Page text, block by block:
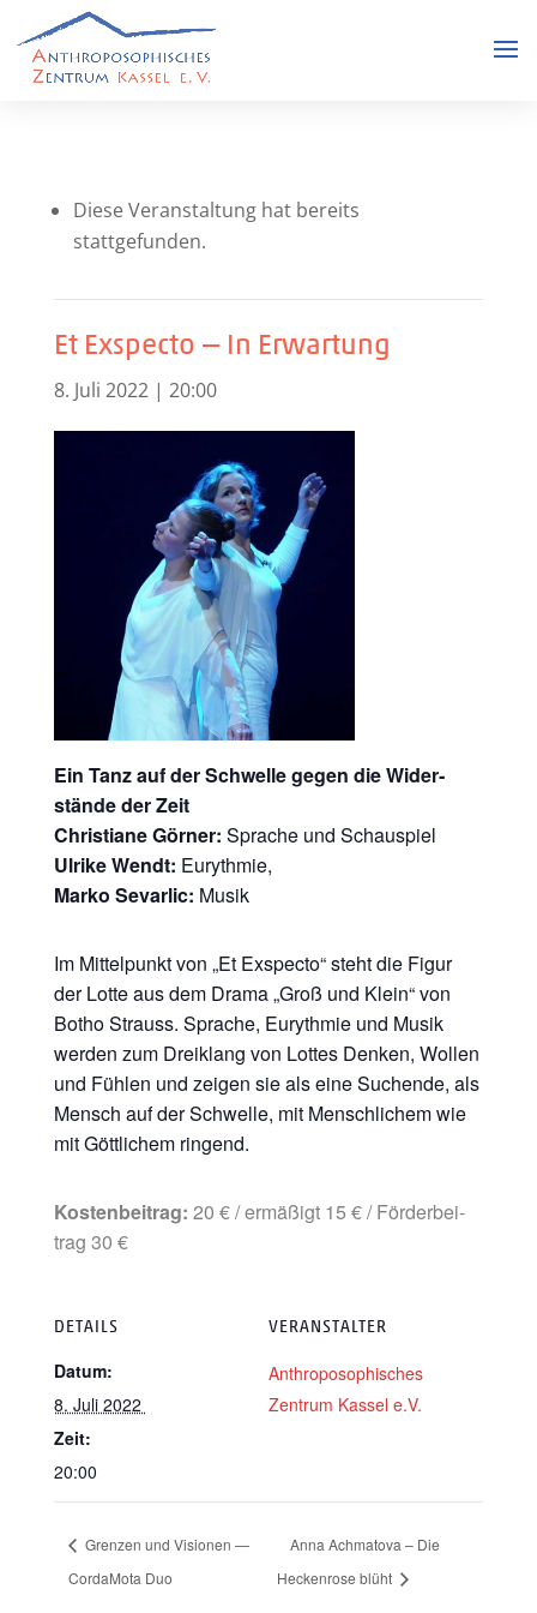
Die­se Ver­an­stal­tung hat bereits
stattgefunden.
Et Exspecto — In Erwartung
8. Juli 2022 | 20:00
Ein Tanz auf der Schwel­le gegen die Wider­
stän­de der Zeit
Chris­tia­ne Gör­ner: Spra­che und Schauspiel
Ulri­ke Wendt: Eurythmie,
Mar­ko Sevar­lic: Musik
Im Mit­tel­punkt von „Et Exspec­to“ steht die Figur
der Lot­te aus dem Dra­ma „Groß und Klein“ von
Botho Strauss. Spra­che, Euryth­mie und Musik
wer­den zum Drei­klang von Lot­tes Den­ken, Wol­len
und Füh­len und zei­gen sie als eine Suchen­de, als
Mensch auf der Schwel­le, mit Mensch­li­chem wie
mit Gött­li­chem ringend.
Kos­ten­bei­trag: 20 € / ermä­ßigt 15 € / För­der­bei­
trag 30 €
DETAILS
Datum:
8. Juli 2022
Zeit:
20:00
VERANSTALTER
Anthro­po­so­phi­sches
Zen­trum Kas­sel e.V.
Gren­zen und Visio­nen —
CordaMo­ta Duo
Anna Ach­ma­to­va – Die
Hecken­ro­se blüht